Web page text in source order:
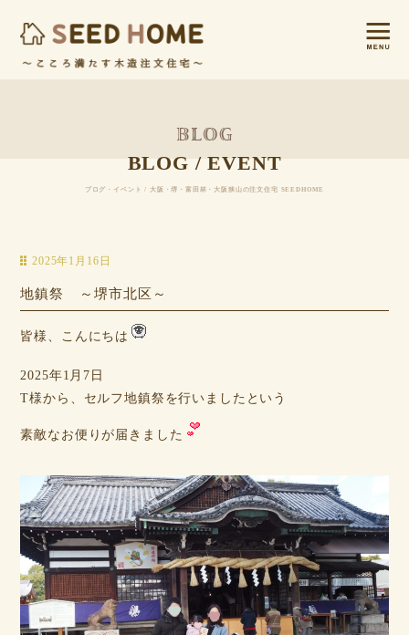
BLOG / EVENT
ブログ・イベント / 大阪・堺・富田林・大阪狭山の注文住宅 SEEDHOME
2025年1月16日
地鎮祭 ～堺市北区～
皆様、こんにちは
2025年1月7日
T様から、セルフ地鎮祭を行いましたという
素敵なお便りが届きました